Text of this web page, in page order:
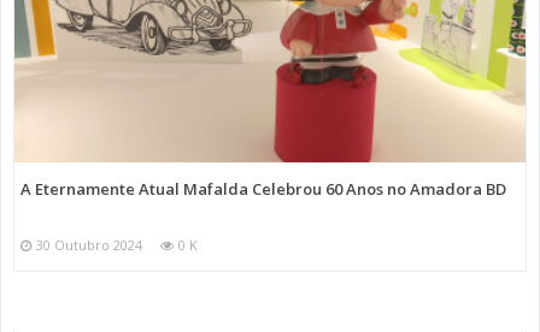
A Eternamente Atual Mafalda Celebrou 60 Anos no Amadora BD
30 Outubro 2024 0 K